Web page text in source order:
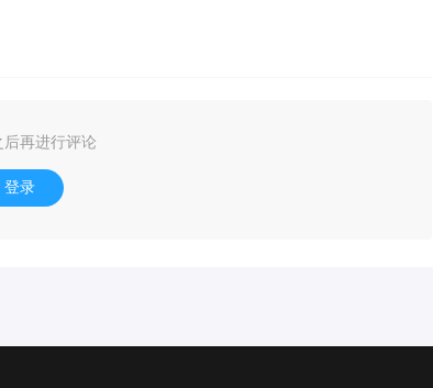
后再进行评论
登录